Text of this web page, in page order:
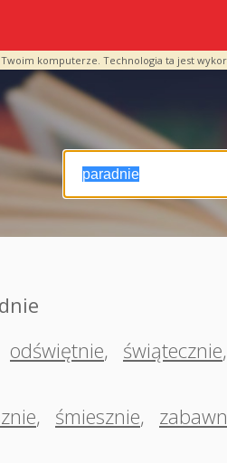
komputerze. Technologia ta jest
odświętnie, świątecznie,
, śmiesznie,